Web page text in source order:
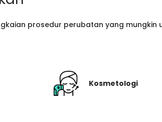
prosedur perubatan yang
Kosmetologi